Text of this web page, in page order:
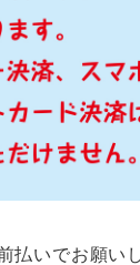
払いでお願い